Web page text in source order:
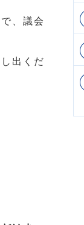
、議会
出くだ